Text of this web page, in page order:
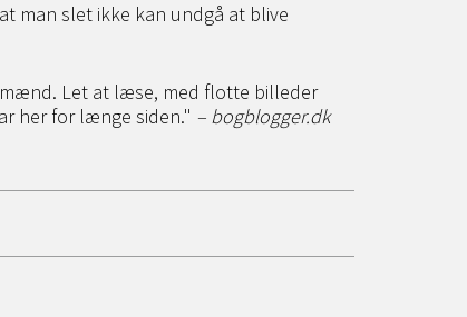
man slet ikke kan undgå at blive
Let at læse, med flotte billeder
her for længe siden." – bogblogger.dk